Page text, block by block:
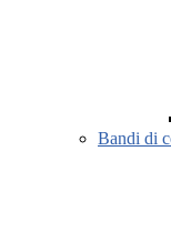
Bandi di